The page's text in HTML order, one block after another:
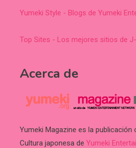
Yumeki Style - Blogs de Yumeki
Top Sites - Los mejores sitios de
Acerca de
Yumeki Magazine es la publicación
Cultura japonesa de Yumeki